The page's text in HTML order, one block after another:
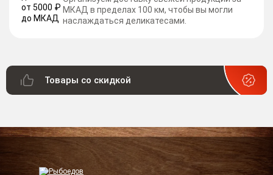
МКАД в пределах 100 км, чтобы вы могли
наслаждаться деликатесами.
Товары со скидкой